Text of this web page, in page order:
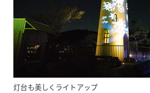
灯台も美しくライトアップ